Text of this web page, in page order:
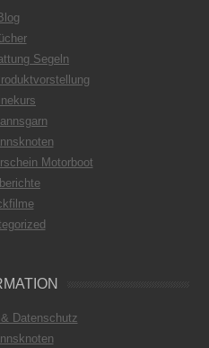
Segeln
Motorboot
Datenschutz